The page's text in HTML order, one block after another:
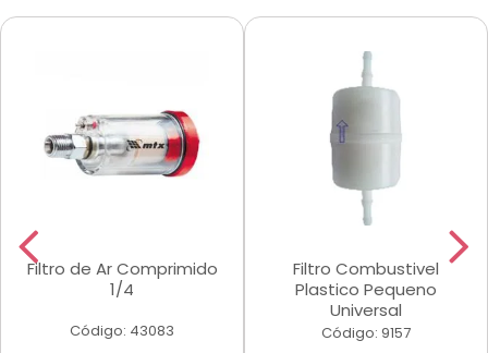
Filtro de Ar Comprimido
1/4
Código: 43083
Filtro Combustivel
Plastico Pequeno
Universal
Código: 9157